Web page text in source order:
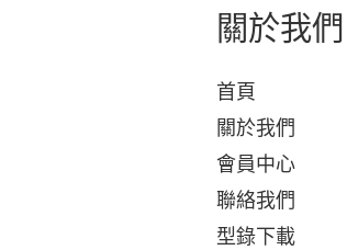
關於我們
首頁
關於我們
會員中心
聯絡我們
型錄下載